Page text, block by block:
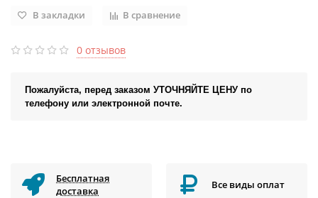
В закладки В сравнение
0 отзывов
Пожалуйста, перед заказом УТОЧНЯЙТЕ ЦЕНУ по
телефону или электронной почте.
Бесплатная
доставка
Все виды оплат